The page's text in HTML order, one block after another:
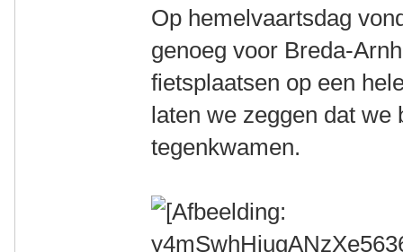
Op hemelvaartsdag
genoeg voor Breda-
fietsplaatsen op een
laten we zeggen dat
tegenkwamen.